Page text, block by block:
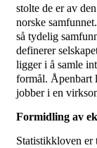
stolte de er av
norske
så tydelig
definerer
ligger i å samle
formål. Åpenbart
jobber i en
Formidling av
Statistikkloven er